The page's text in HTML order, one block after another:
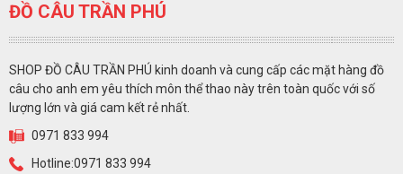
ĐỒ CÂU TRẦN PHÚ
SHOP ĐỒ CÂU TRẦN PHÚ kinh doanh và cung cấp các mặt hàng đồ
câu cho anh em yêu thích môn thể thao này trên toàn quốc với số
lượng lớn và giá cam kết rẻ nhất.
0971 833 994
Hotline:0971 833 994